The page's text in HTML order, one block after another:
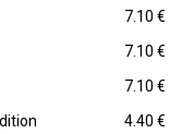
7.10 €
7.10 €
7.10 €
4.40 €